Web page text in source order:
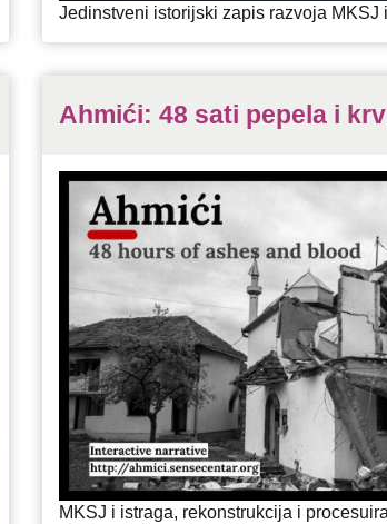
Jedinstveni istorijski zapis razvoja MKSJ
Ahmići: 48 sati pepela i
MKSJ i istraga, rekonstrukcija i